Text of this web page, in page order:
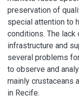
preservation of
special attention to
conditions. The
infrastructure and
several problems
to observe and
mainly crustaceans
in Recife.